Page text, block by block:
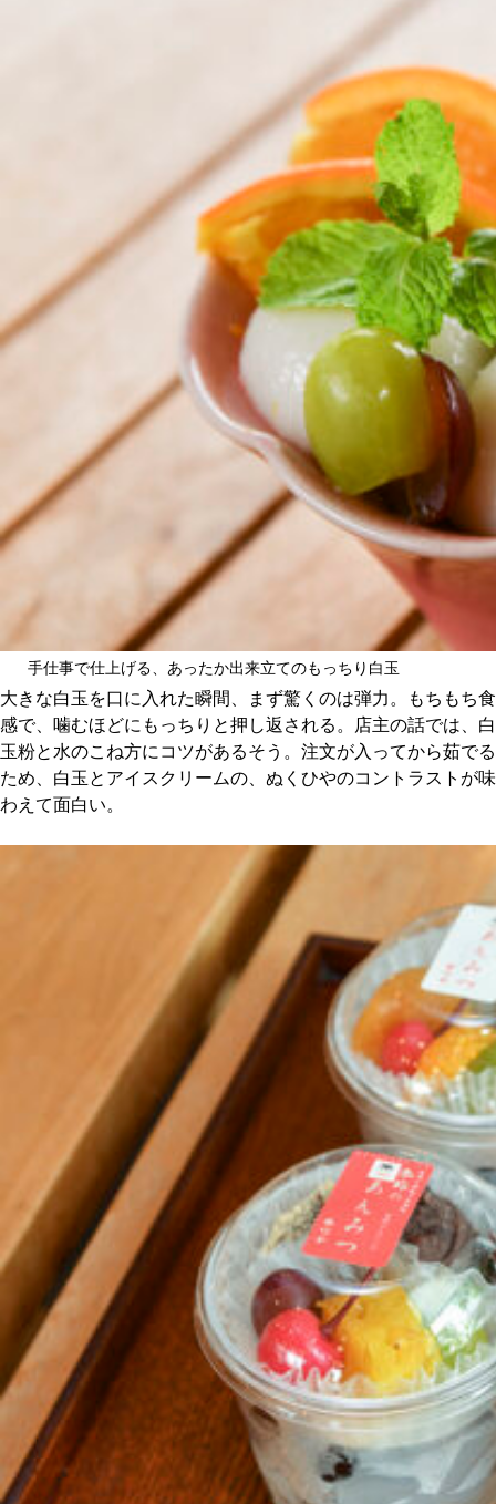
手仕事で仕上げる、あったか出来立てのもっちり白玉
大きな白玉を口に入れた瞬間、まず驚くのは弾力。もちもち食
感で、噛むほどにもっちりと押し返される。店主の話では、白
玉粉と水のこね方にコツがあるそう。注文が入ってから茹でる
ため、白玉とアイスクリームの、ぬくひやのコントラストが味
わえて面白い。